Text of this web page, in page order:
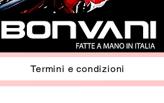
Termini e condizioni